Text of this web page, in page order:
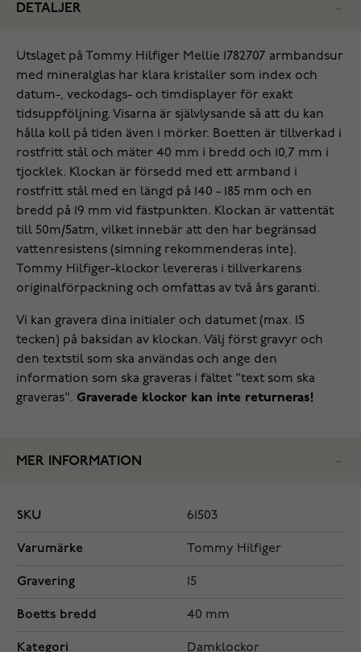
DETALJER
Utslaget på Tommy Hilfiger Mellie 1782707 armbandsur
med mineralglas har klara kristaller som index och
datum-, veckodags- och timdisplayer för exakt
tidsuppföljning. Visarna är självlysande så att du kan
hålla koll på tiden även i mörker. Boetten är tillverkad i
rostfritt stål och mäter 40 mm i bredd och 10,7 mm i
tjocklek. Klockan är försedd med ett armband i
rostfritt stål med en längd på 140 - 185 mm och en
bredd på 19 mm vid fästpunkten. Klockan är vattentät
till 50m/5atm, vilket innebär att den har begränsad
vattenresistens (simning rekommenderas inte).
Tommy Hilfiger-klockor levereras i tillverkarens
originalförpackning och omfattas av två års garanti.
Vi kan gravera dina initialer och datumet (max. 15
tecken) på baksidan av klockan. Välj först gravyr och
den textstil som ska användas och ange den
information som ska graveras i fältet "text som ska
graveras". Graverade klockor kan inte returneras!
MER INFORMATION
SKU 61503
Varumärke Tommy Hilfiger
Gravering 15
Boetts bredd 40 mm
Kategori Damklockor